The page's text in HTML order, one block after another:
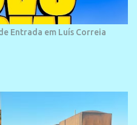
de estados vizinhos. O
de amplos investimentos e
Entrada em Luís Correia